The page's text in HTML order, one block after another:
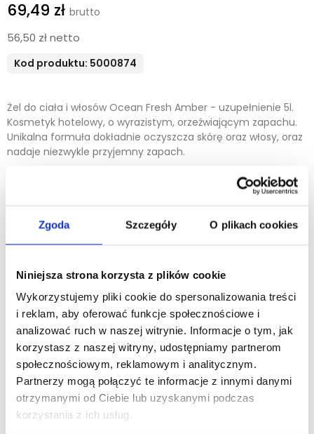
Zgoda Szczegóły O plikach cookies
Niniejsza strona korzysta z plików cookie
Wykorzystujemy pliki cookie do spersonalizowania treści
i reklam, aby oferować funkcje społecznościowe i
analizować ruch w naszej witrynie. Informacje o tym, jak
korzystasz z naszej witryny, udostępniamy partnerom
społecznościowym, reklamowym i analitycznym.
Partnerzy mogą połączyć te informacje z innymi danymi
otrzymanymi od Ciebie lub uzyskanymi podczas
korzystania z ich usług.
69,49 zł
56,50 zł netto
Kod produktu: 5000874
Żel do ciała i włosów Ocean Fresh Amber - uzupełnienie 5l.
Kosmetyk hotelowy, o wyrazistym, orzeźwiającym zapachu.
Unikalna formuła dokładnie oczyszcza skórę oraz włosy, oraz
nadaje niezwykle przyjemny zapach.
Kosmetyk testowany dermatologicznie. Nietestowany na
zwierzętach. Opakowanie nadaje się w 100% do recyklingu.
Minimalna ilość zamówienia tego produktu jest 4.
DODAJ DO KOSZYKA
Zobacz inne z tej linii